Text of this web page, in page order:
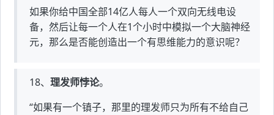
如果你给中国全部14亿人每人一个双向无线电设
备，然后让每一个人在1个小时中模拟一个大脑神经
元，那么是否能创造出一个有思维能力的意识呢？
18、 理发师悖论。
“如果有一个镇子，那里的理发师只为所有不给自己